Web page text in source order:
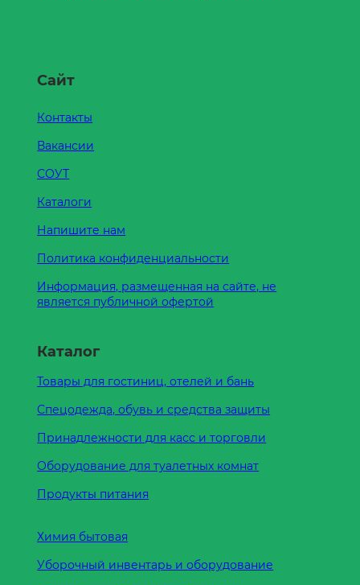
Сайт
Контакты
Вакансии
СОУТ
Каталоги
Напишите нам
Политика конфиденциальности
Информация, размещенная на сайте, не
является публичной офертой
Каталог
Товары для гостиниц, отелей и бань
Спецодежда, обувь и средства защиты
Принадлежности для касс и торговли
Оборудование для туалетных комнат
Продукты питания
Химия бытовая
Уборочный инвентарь и оборудование